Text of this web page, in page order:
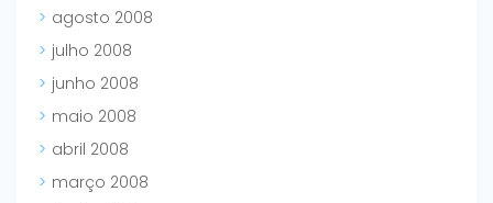
agosto 2008
julho 2008
junho 2008
maio 2008
abril 2008
março 2008